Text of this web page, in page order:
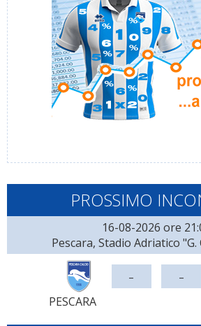
PROSSIMO
16-08-2026 ore
Pescara, Stadio Adriatico
PESCARA
- -